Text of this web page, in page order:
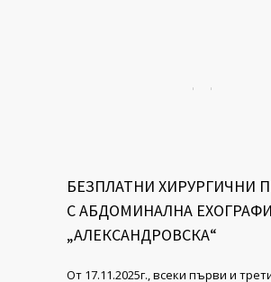
БЕЗПЛАТНИ ХИРУРГИЧНИ
С АБДОМИНАЛНА
„АЛЕКСАНДРОВСКА“
От 17.11.2025г., всеки първи и